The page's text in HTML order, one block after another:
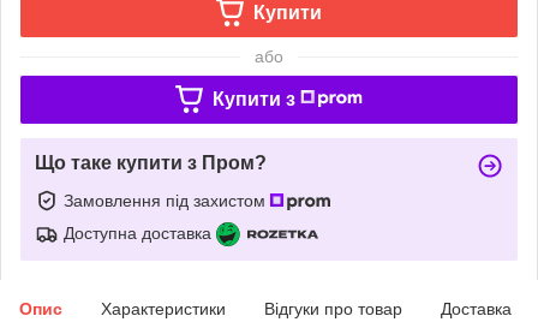
Купити
або
Купити з
Що таке купити з Пром?
Замовлення під захистом
Доступна доставка
Опис Характеристики Відгуки про товар Доставка